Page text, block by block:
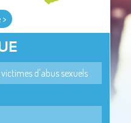
d'abus sexuels